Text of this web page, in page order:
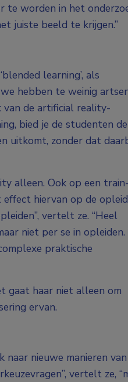
te worden in het
juiste beeld te krijgen.”
learning’, als
hebben te weinig
van de artificial reality-
bied je de studenten de
uitkomt, zonder dat
alleen. Ook op een
hiervan op de
vertelt ze. “Heel
niet per se in opleiden.
praktische
gaat haar niet alleen om
ervan.
naar nieuwe manieren van
vertelt ze,